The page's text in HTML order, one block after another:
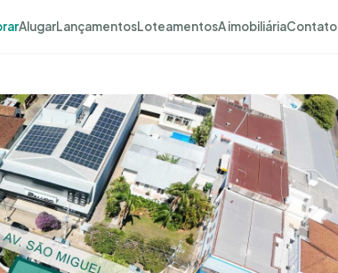
AlugarLançamentosLoteamentosA imobiliáriaContato